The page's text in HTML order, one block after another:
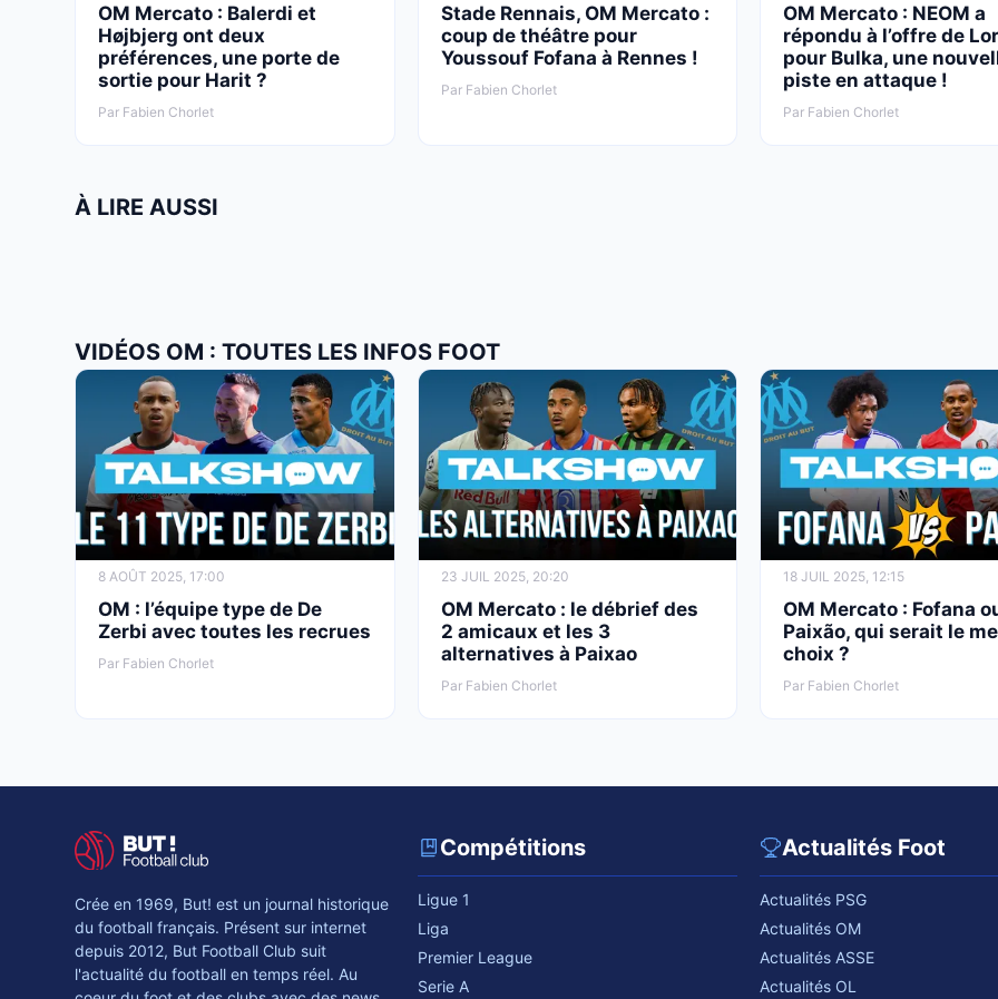
OM Mercato : Balerdi et
Højbjerg ont deux
préférences, une porte de
sortie pour Harit ?
Par Fabien Chorlet
Stade Rennais, OM Mercato :
coup de théâtre pour
Youssouf Fofana à Rennes !
Par Fabien Chorlet
OM Mercato : NEOM a
répondu à l’offre de
pour Bulka, une
piste en attaque !
Par Fabien Chorlet
À LIRE AUSSI
VIDÉOS OM : TOUTES LES INFOS FOOT
8 AOÛT 2025, 17:00
OM : l’équipe type de De
Zerbi avec toutes les recrues
Par Fabien Chorlet
23 JUIL 2025, 20:20
OM Mercato : le débrief des
2 amicaux et les 3
alternatives à Paixao
Par Fabien Chorlet
18 JUIL 2025, 12:15
OM Mercato : Fofana
Paixão, qui serait le
choix ?
Par Fabien Chorlet
Crée en 1969, But! est un journal historique
du football français. Présent sur internet
depuis 2012, But Football Club suit
l'actualité du football en temps réel. Au
Compétitions
Ligue 1
Liga
Premier League
Serie A
Actualités Foot
Actualités PSG
Actualités OM
Actualités ASSE
Actualités OL